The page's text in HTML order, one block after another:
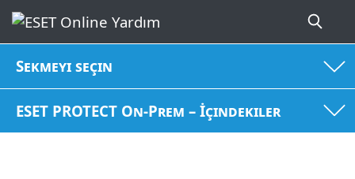
Sekmeyi seçin
ESET PROTECT On-Prem – İçindekiler